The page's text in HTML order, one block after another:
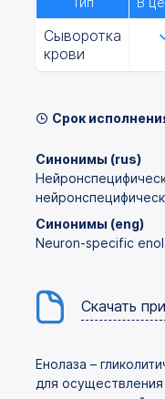
Сыворотка
крови
Срок
Синонимы (rus)
Синонимы (eng)
Neuron-specific
Скачать
Енолаза –
для осуществления